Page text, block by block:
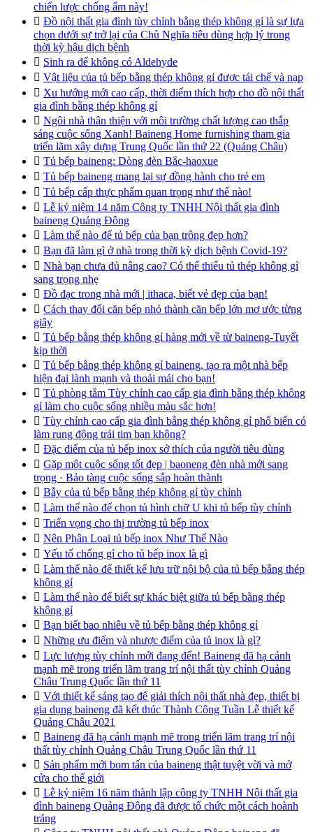
chiến lược chống ẩm này!
 Đồ nội thất gia đình tùy chỉnh bằng thép không gỉ là sự lựa
chọn dưới sự trở lại của Chủ Nghĩa tiêu dùng hợp lý trong
thời kỳ hậu dịch bệnh
 Sinh ra để không có Aldehyde
 Vật liệu của tủ bếp bằng thép không gỉ được tái chế và nạp
 Xu hướng mới cao cấp, thời điểm thích hợp cho đồ nội thất
gia đình bằng thép không gỉ
 Ngôi nhà thân thiện với môi trường chất lượng cao thắp
sáng cuộc sống Xanh! Baineng Home furnishing tham gia
triển lãm xây dựng Trung Quốc lần thứ 22 (Quảng Châu)
 Tủ bếp baineng: Dòng đèn Bắc-haoxue
 Tủ bếp baineng mang lại sự đồng hành cho trẻ em
 Tủ bếp cấp thực phẩm quan trọng như thế nào!
 Lễ kỷ niệm 14 năm Công ty TNHH Nội thất gia đình
baineng Quảng Đông
 Làm thế nào để tủ bếp của bạn trông đẹp hơn?
 Bạn đã làm gì ở nhà trong thời kỳ dịch bệnh Covid-19?
 Nhà bạn chưa đủ nâng cao? Có thể thiếu tủ thép không gỉ
sang trọng nhẹ
 Đồ đạc trong nhà mới | ithaca, biết vẻ đẹp của bạn!
 Cách thay đổi căn bếp nhỏ thành căn bếp lớn mơ ước từng
giây
 Tủ bếp bằng thép không gỉ hàng mới về từ baineng-Tuyết
kịp thời
 Tủ bếp bằng thép không gỉ baineng, tạo ra một nhà bếp
hiện đại lành mạnh và thoải mái cho bạn!
 Tủ phòng tắm Tùy chỉnh cao cấp gia đình bằng thép không
gỉ làm cho cuộc sống nhiều màu sắc hơn!
 Tùy chỉnh cao cấp gia đình bằng thép không gỉ phổ biến có
làm rung động trái tim bạn không?
 Đặc điểm của tủ bếp inox sở thích của người tiêu dùng
 Gặp một cuộc sống tốt đẹp | baoneng đèn nhà mới sang
trọng · Bảo tàng cuộc sống sắp hoàn thành
 Bẫy của tủ bếp bằng thép không gỉ tùy chỉnh
 Làm thế nào để chọn tủ hình chữ U khi tủ bếp tùy chỉnh
 Triển vọng cho thị trường tủ bếp inox
 Nên Phân Loại tủ bếp inox Như Thế Nào
 Yếu tố chống gỉ cho tủ bếp inox là gì
 Làm thế nào để thiết kế lưu trữ nội bộ của tủ bếp bằng thép
không gỉ
 Làm thế nào để biết sự khác biệt giữa tủ bếp bằng thép
không gỉ
 Bạn biết bao nhiêu về tủ bếp bằng thép không gỉ
 Những ưu điểm và nhược điểm của tủ inox là gì?
 Lực lượng tùy chỉnh mới đang đến! Baineng đã hạ cánh
mạnh mẽ trong triển lãm trang trí nội thất tùy chỉnh Quảng
Châu Trung Quốc lần thứ 11
 Với thiết kế sáng tạo để giải thích nội thất nhà đẹp, thiết bị
gia dụng baineng đã kết thúc Thành Công Tuần Lễ thiết kế
Quảng Châu 2021
 Baineng đã hạ cánh mạnh mẽ trong triển lãm trang trí nội
thất tùy chỉnh Quảng Châu Trung Quốc lần thứ 11
 Sản phẩm mới bom tấn của baineng thật tuyệt vời và mở
cửa cho thế giới
 Lễ kỷ niệm 16 năm thành lập công ty TNHH Nội thất gia
đình baineng Quảng Đông đã được tổ chức một cách hoành
tráng